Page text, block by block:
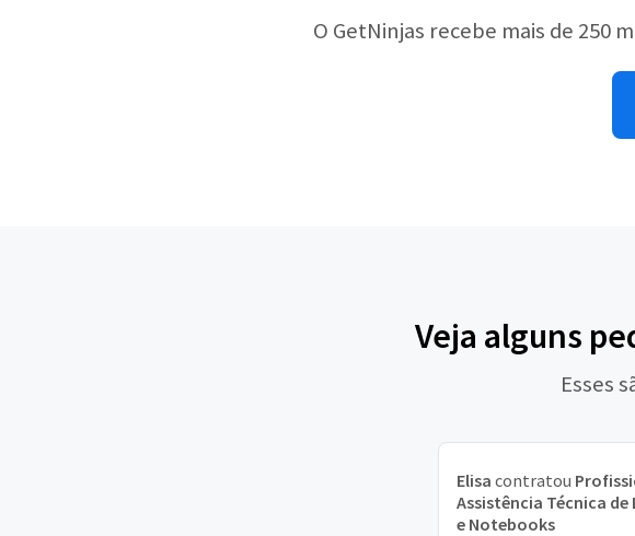
O GetNinjas recebe mais de 250
Veja alguns
Esses
Elisa contratou
Assistência Técnica
e Notebooks